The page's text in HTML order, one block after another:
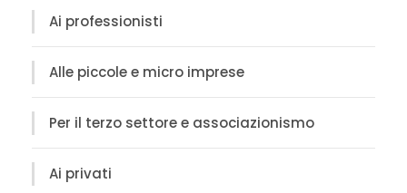
Ai professionisti
Alle piccole e micro imprese
Per il terzo settore e associazionismo
Ai privati